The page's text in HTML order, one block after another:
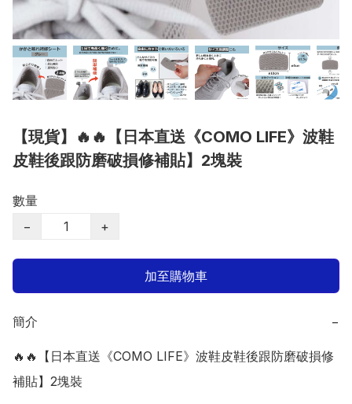
【現貨】🔥🔥【日本直送《COMO LIFE》波鞋
皮鞋後跟防磨破損修補貼】2塊裝
數量
−
+
加至購物車
簡介 −
🔥🔥【日本直送《COMO LIFE》波鞋皮鞋後跟防磨破損修
補貼】2塊裝